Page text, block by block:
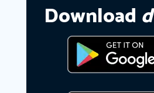
Download